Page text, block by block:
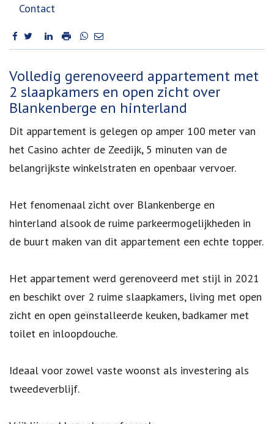
Contact
Omschrijving
Volledig gerenoveerd appartement met
2 slaapkamers en open zicht over
Blankenberge en hinterland
Dit appartement is gelegen op amper 100 meter van
het Casino achter de Zeedijk, 5 minuten van de
belangrijkste winkelstraten en openbaar vervoer.
Het fenomenaal zicht over Blankenberge en
hinterland alsook de ruime parkeermogelijkheden in
de buurt maken van dit appartement een echte topper.
Het appartement werd gerenoveerd met stijl in 2021
en beschikt over 2 ruime slaapkamers, living met open
zicht en open geïnstalleerde keuken, badkamer met
toilet en inloopdouche.
Ideaal voor zowel vaste woonst als investering als
tweedeverblijf.